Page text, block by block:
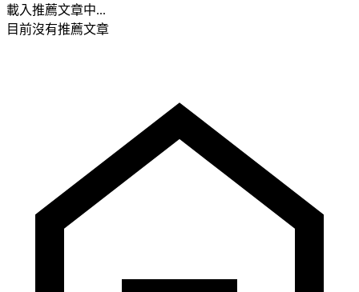
載入推薦文章中...
目前沒有推薦文章